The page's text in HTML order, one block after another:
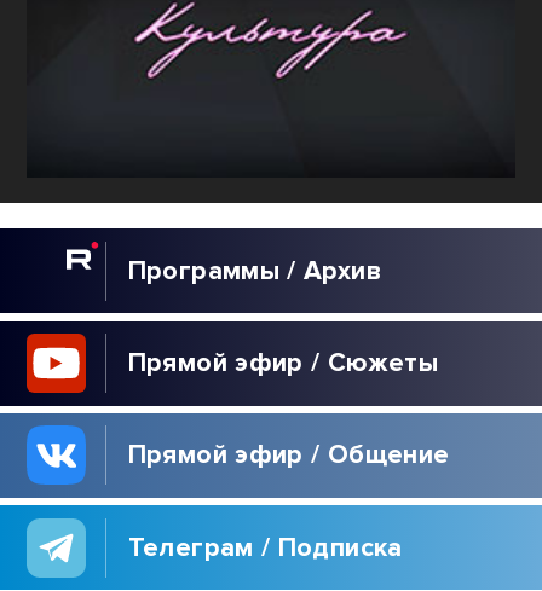
Программы / Архив
Прямой эфир / Сюжеты
Прямой эфир / Общение
Телеграм / Подписка